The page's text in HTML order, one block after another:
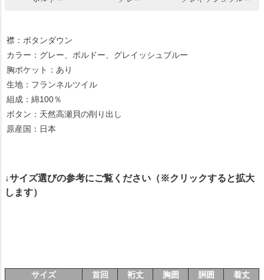
襟：ボタンダウン
カラー：グレー、ボルドー、グレイッシュブルー
胸ポケット：あり
生地：フランネルツイル
組成：綿100％
ボタン：天然高瀬貝の削り出し
原産国：日本
↓サイズ選びの参考にご覧ください（※クリックすると拡大
します）
サイズ 首回 裄丈 胸囲 胴囲
着丈